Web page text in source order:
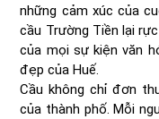
những cảm xúc của
cầu Trường Tiền lại
của mọi sự kiện văn
đẹp của Huế.
Cầu không chỉ đơn
của thành phố. Mỗi